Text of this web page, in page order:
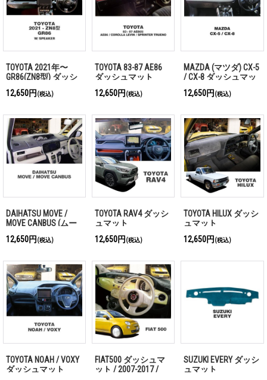
TOYOTA 2021年〜
GR86(ZN8型) ダッシ
12,650円 (税込)
TOYOTA 83-87 AE86
ダッシュマット
12,650円 (税込)
MAZDA (マツダ) CX-5
/ CX-8 ダッシュマッ
12,650円 (税込)
DAIHATSU MOVE /
MOVE CANBUS (ムー
シュマット
12,650円 (税込)
TOYOTA RAV4 ダッシ
ュマット
12,650円 (税込)
TOYOTA HILUX ダッシ
ュマット
12,650円 (税込)
TOYOTA NOAH / VOXY
ダッシュマット
FIAT500 ダッシュマ
ット / 2007-2017 /
SUZUKI EVERY ダッシ
ュマット